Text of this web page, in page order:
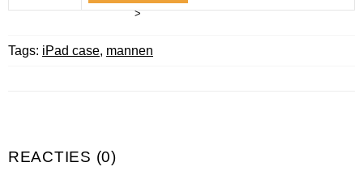
>
Tags: iPad case, mannen
REACTIES (0)